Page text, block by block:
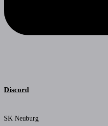
Discord
SK Neuburg